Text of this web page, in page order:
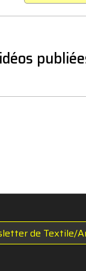
de Textile/